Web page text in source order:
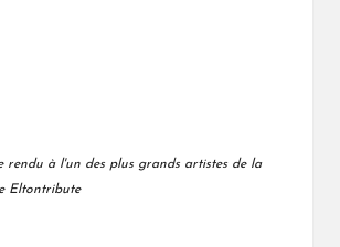
rendu à l'un des plus grands artistes de la
Eltontribute